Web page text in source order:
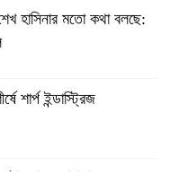
হাসিনার মতো কথা বলছে:
শার্প ইন্ডাস্ট্রিজ